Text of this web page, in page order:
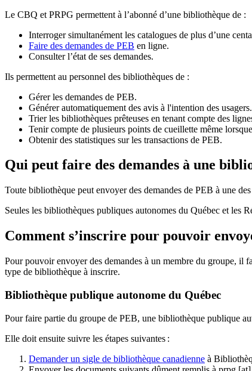
Le CBQ et PRPG permettent à l’abonné d’une bibliothèque de :
Interroger simultanément les catalogues de plus d’une
Faire des demandes de PEB en ligne.
Consulter l’état de ses demandes.
Ils permettent au personnel des bibliothèques de :
Gérer les demandes de PEB.
Générer automatiquement des avis à l'intention des usagers.
Trier les bibliothèques prêteuses en tenant compte des
Tenir compte de plusieurs points de cueillette même
Obtenir des statistiques sur les transactions de PEB.
Qui peut faire des demandes à une
Toute bibliothèque peut envoyer des demandes de PEB à une
Seules les bibliothèques publiques autonomes du Québec et
Comment s’inscrire pour pouvoir
Pour pouvoir envoyer des demandes à un membre du groupe, il
type de bibliothèque à inscrire.
Bibliothèque publique autonome du Québec
Pour faire partie du groupe de PEB, une bibliothèque publique
Elle doit ensuite suivre les étapes suivantes :
Demander un sigle de bibliothèque canadienne à